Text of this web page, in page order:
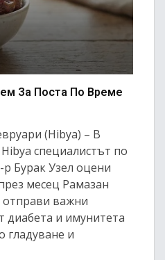
За Поста По Време
(Hibya) – В
специалистът по
Бурак Узел оцени
месец Рамазан
отправи важни
диабета и имунитета
гладуване и